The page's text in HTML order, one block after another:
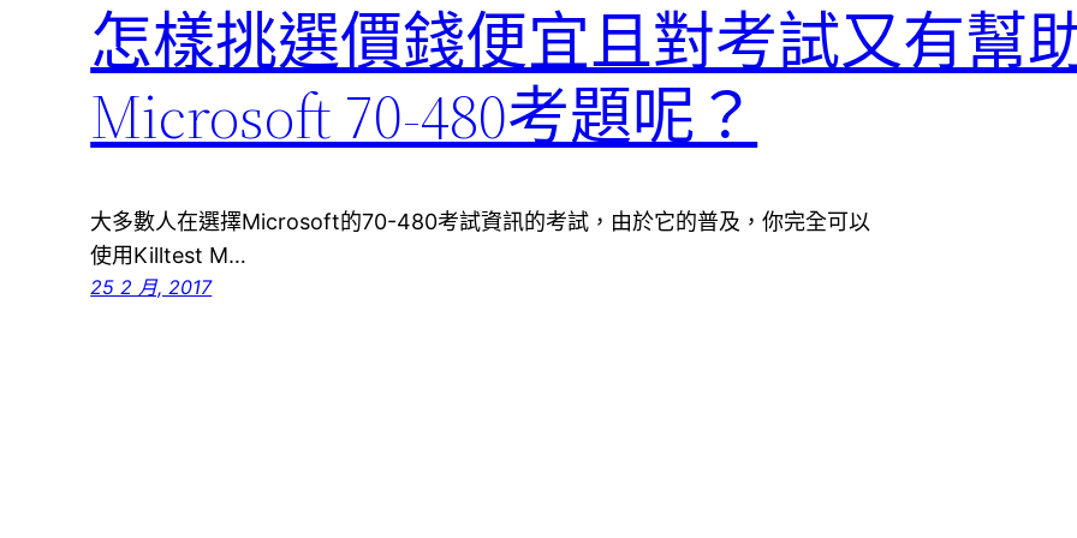
怎樣挑選價錢便宜且對考試又有幫
Microsoft 70-480考題呢？
大多數人在選擇Microsoft的70-480考試資訊的考試，由於它的普及，你完全可以
使用Killtest M…
25 2 月, 2017